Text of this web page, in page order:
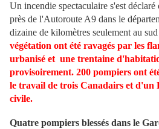
Un incendie spectaculaire s'est
près de l'Autoroute A9 dans le
dizaine de kilomètres seulement au
végétation ont été ravagés par les
urbanisé et une trentaine
provisoirement. 200 pompiers ont
le travail de trois Canadairs et d'un
civile.
Quatre pompiers blessés dans le